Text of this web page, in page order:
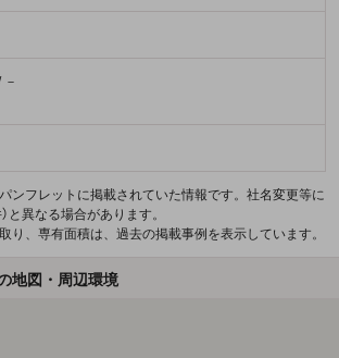
－
ンフレットに掲載されていた情報です。社名変更等に
と異なる場合があります。
り、専有面積は、過去の掲載事例を表示しています。
地図・周辺環境